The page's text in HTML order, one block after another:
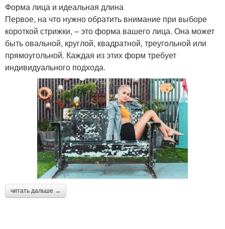
Форма лица и идеальная длина
Первое, на что нужно обратить внимание при выборе
короткой стрижки, – это форма вашего лица. Она может
быть овальной, круглой, квадратной, треугольной или
прямоугольной. Каждая из этих форм требует
индивидуального подхода.
читать дальше →